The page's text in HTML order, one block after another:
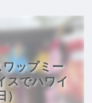
ップミー
スでハワイ